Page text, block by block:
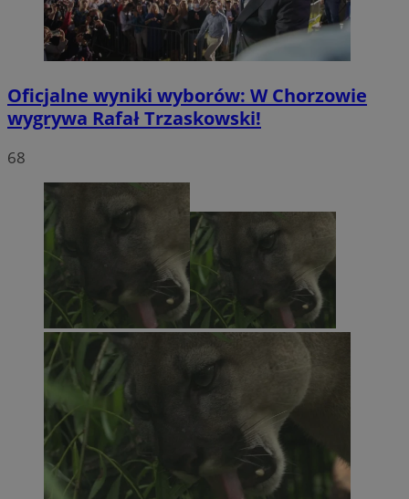
Oficjalne wyniki wyborów: W Chorzowie
wygrywa Rafał Trzaskowski!
68